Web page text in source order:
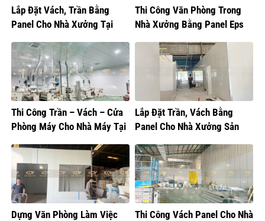
Lắp Đặt Vách, Trần Bằng
Panel Cho Nhà Xưởng Tại
Thi Công Văn Phòng Trong
Nhà Xưởng Bằng Panel Eps
Thi Công Trần – Vách – Cửa
Phòng Máy Cho Nhà Máy Tại
Lắp Đặt Trần, Vách Bằng
Panel Cho Nhà Xưởng Sản
Dựng Văn Phòng Làm Việc
Thi Công Vách Panel Cho Nhà